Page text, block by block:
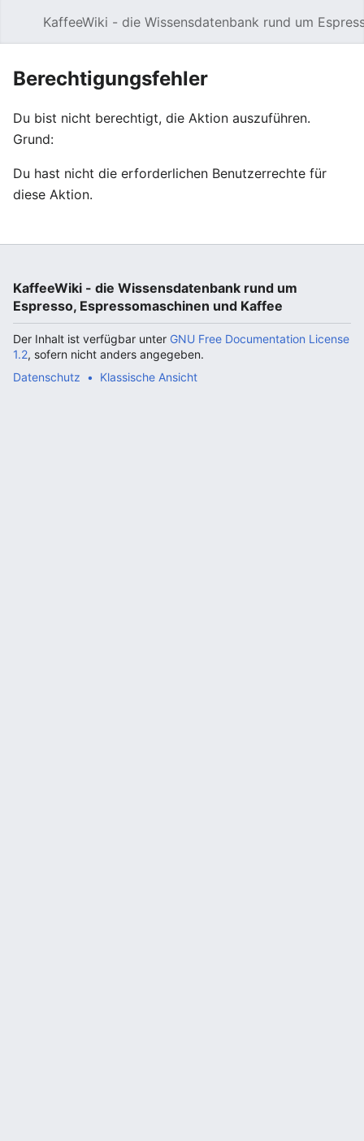
KaffeeWiki - die Wissensdatenbank rund um
Berechtigungsfehler
Du bist nicht berechtigt, die Aktion auszuführen.
Grund:
Du hast nicht die erforderlichen Benutzerrechte für
diese Aktion.
KaffeeWiki - die Wissensdatenbank rund um
Espresso, Espressomaschinen und Kaffee
Der Inhalt ist verfügbar unter GNU Free Documentation License
1.2, sofern nicht anders angegeben.
Datenschutz
Klassische Ansicht